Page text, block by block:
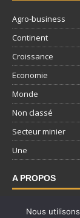
Agro-business
Continent
Croissance
Economie
Monde
Non classé
Secteur minier
Une
A PROPOS
Nous contacter
Nous